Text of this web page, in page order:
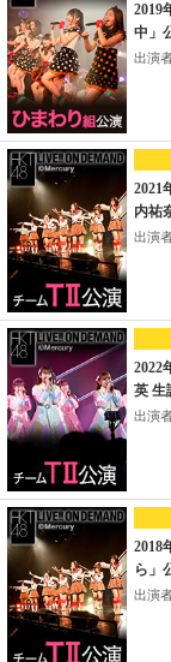
2019
中」
出演
2021
内祐
出演
2022
英 生
出演
2018
ら」
出演